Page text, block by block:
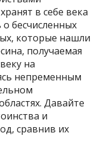
в себе века
бесчисленных
которые нашли
получаемая
на
непременным
Давайте
и
сравнив их